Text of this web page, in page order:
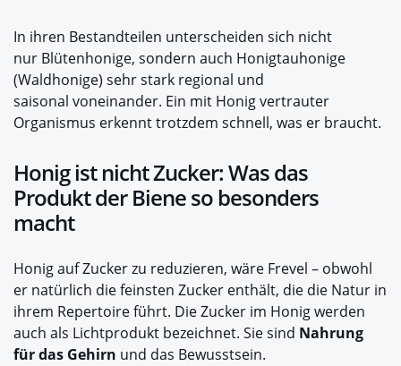
In ihren Bestandteilen unterscheiden sich nicht
nur Blütenhonige, sondern auch Honigtauhonige
(Waldhonige) sehr stark regional und
saisonal voneinander. Ein mit Honig vertrauter
Organismus erkennt trotzdem schnell, was er braucht.
Honig ist nicht Zucker: Was das
Produkt der Biene so besonders
macht
Honig auf Zucker zu reduzieren, wäre Frevel – obwohl
er natürlich die feinsten Zucker enthält, die die Natur in
ihrem Repertoire führt. Die Zucker im Honig werden
auch als Lichtprodukt bezeichnet. Sie sind Nahrung
für das Gehirn und das Bewusstsein.